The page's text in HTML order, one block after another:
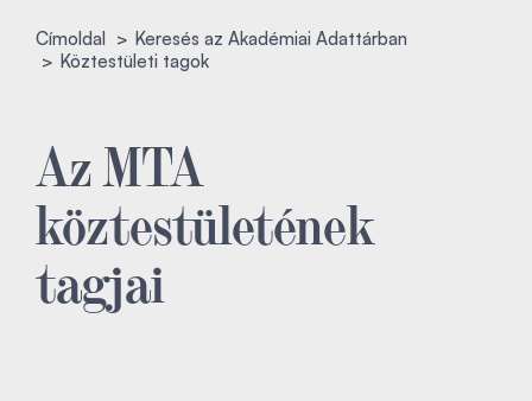
Címoldal
Keresés az Akadémiai Adattárban
Köztestületi tagok
Az MTA
köztestületének
tagjai